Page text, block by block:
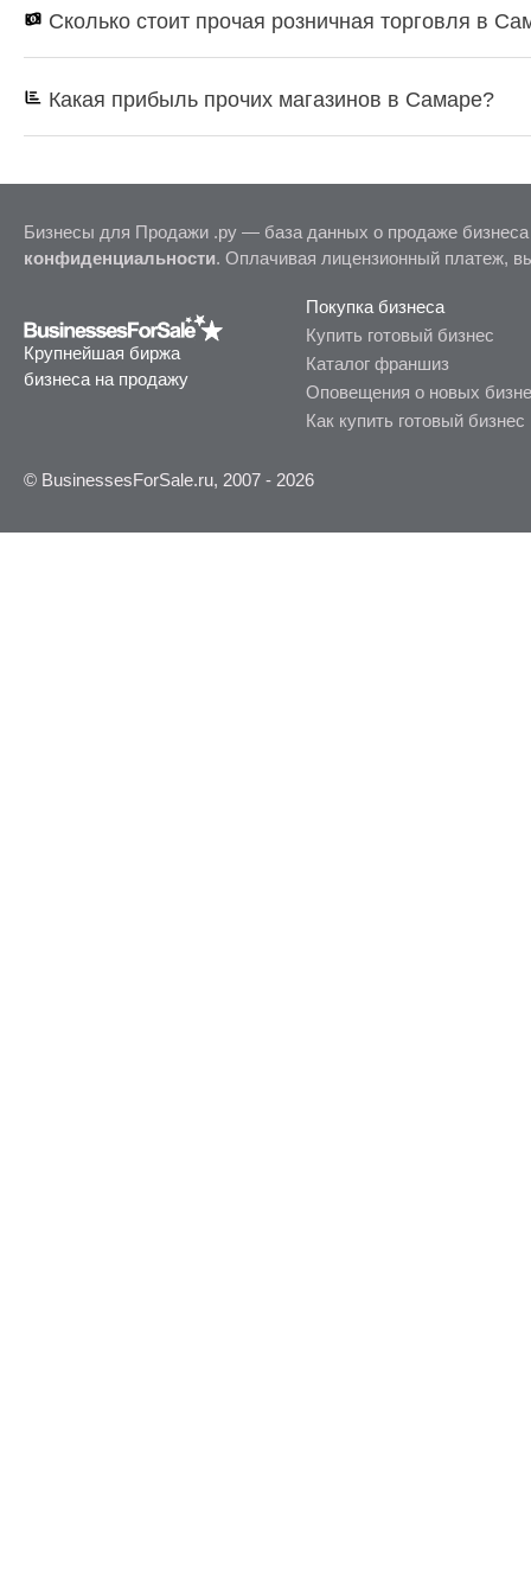
Сколько стоит прочая розничная торговля в
Какая прибыль прочих магазинов в Самаре?
Бизнесы для Продажи .ру — база данных о продаже
конфиденциальности. Оплачивая лицензионный платеж,
Крупнейшая биржа
бизнеса на продажу
Покупка бизнеса
Купить готовый бизнес
Каталог франшиз
Оповещения о новых
Как купить готовый бизнес
© BusinessesForSale.ru, 2007 - 2026